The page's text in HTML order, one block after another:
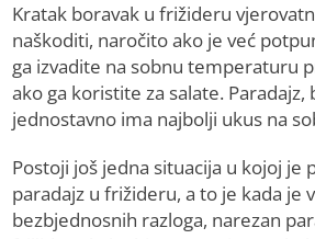
Kratak boravak u frižideru
naškoditi, naročito ako je već
ga izvadite na sobnu temperaturu
ako ga koristite za salate. Paradajz,
jednostavno ima najbolji ukus na
Postoji još jedna situacija u kojoj je
paradajz u frižideru, a to je kada je
bezbjednosnih razloga, narezan